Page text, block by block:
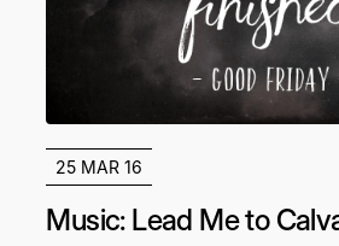
25 MAR 16
Music: Lead Me to